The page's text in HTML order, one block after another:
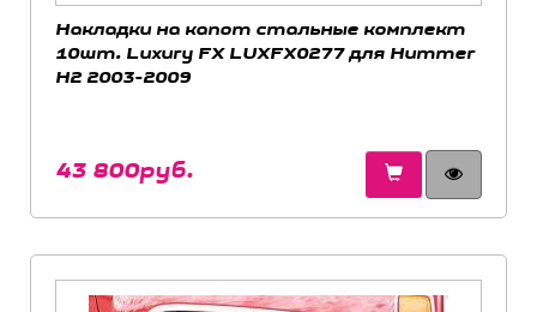
Накладки на капот стальные комплект
10шт. Luxury FX LUXFX0277 для Hummer
H2 2003-2009
43 800руб.